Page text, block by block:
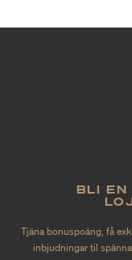
BLI EN
Tjäna bonuspoäng, få
inbjudningar til